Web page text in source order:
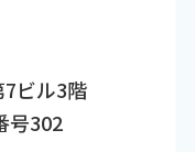
ビル3階
号302